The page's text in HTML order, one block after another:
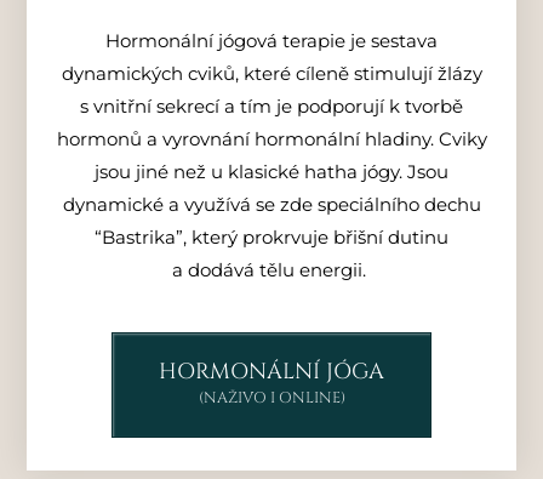
Hormonální jógová terapie je sestava
dynamických cviků, které cíleně stimulují žlázy
s vnitřní sekrecí a tím je podporují k tvorbě
hormonů a vyrovnání hormonální hladiny. Cviky
jsou jiné než u klasické hatha jógy. Jsou
dynamické a využívá se zde speciálního dechu
“Bastrika”, který prokrvuje břišní dutinu
a dodává tělu energii.
HORMONÁLNÍ JÓGA
(NAŽIVO I ONLINE)